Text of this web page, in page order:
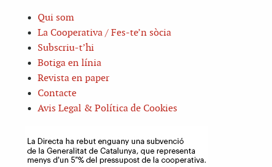
Qui som
La Cooperativa / Fes-te’n sòcia
Subscriu-t’hi
Botiga en línia
Revista en paper
Contacte
Avis Legal & Política de Cookies